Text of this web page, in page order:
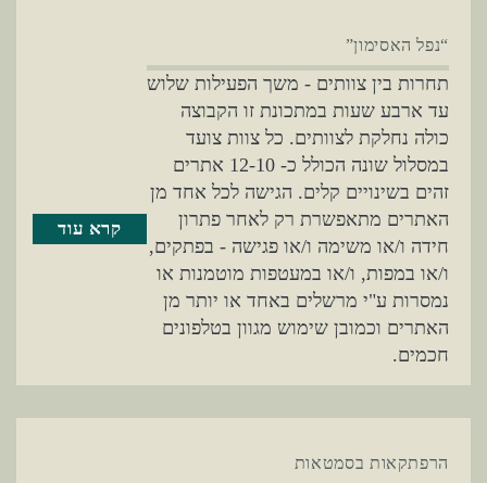
“נפל האסימון”
תחרות בין צוותים - משך הפעילות שלוש
עד ארבע שעות במתכונת זו הקבוצה
כולה נחלקת לצוותים. כל צוות צועד
במסלול שונה הכולל כ- 12-10 אתרים
זהים בשינויים קלים. הגישה לכל אחד מן
האתרים מתאפשרת רק לאחר פתרון
חידה ו/או משימה ו/או פגישה - בפתקים,
ו/או במפות, ו/או במעטפות מוטמנות או
נמסרות ע"י מרשלים באחד או יותר מן
האתרים וכמובן שימוש מגוון בטלפונים
חכמים.
קרא עוד
הרפתקאות בסמטאות